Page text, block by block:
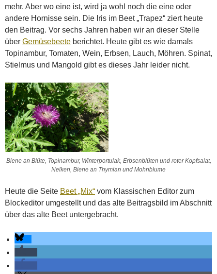
mehr. Aber wo eine ist, wird ja wohl noch die eine oder
andere Hornisse sein. Die Iris im Beet „Trapez“ ziert heute
den Beitrag. Vor sechs Jahren haben wir an dieser Stelle
über Gemüsebeete berichtet. Heute gibt es wie damals
Topinambur, Tomaten, Wein, Erbsen, Lauch, Möhren. Spinat,
Stielmus und Mangold gibt es dieses Jahr leider nicht.
Biene an Blüte, Topinambur, Winterportulak, Erbsenblüten und roter Kopfsalat,
Nelken, Biene an Thymian und Mohnblume
Heute die Seite Beet „Mix“ vom Klassischen Editor zum
Blockeditor umgestellt und das alte Beitragsbild im Abschnitt
über das alte Beet untergebracht.